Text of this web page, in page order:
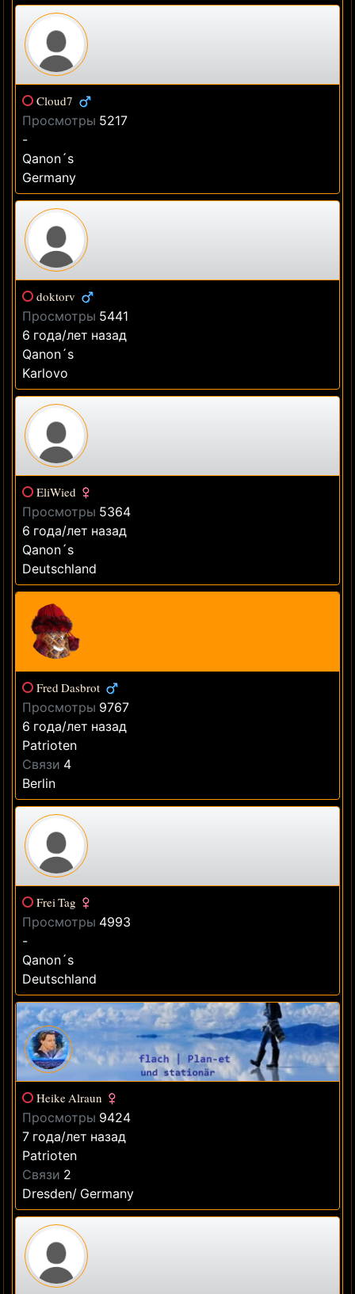
Cloud7
Просмотры 5217
-
Qanon´s
Germany
doktorv
Просмотры 5441
6 года/лет назад
Qanon´s
Karlovo
EliWied
Просмотры 5364
6 года/лет назад
Qanon´s
Deutschland
Fred Dasbrot
Просмотры 9767
6 года/лет назад
Patrioten
Связи 4
Berlin
Frei Tag
Просмотры 4993
-
Qanon´s
Deutschland
Heike Alraun
Просмотры 9424
7 года/лет назад
Patrioten
Связи 2
Dresden/ Germany